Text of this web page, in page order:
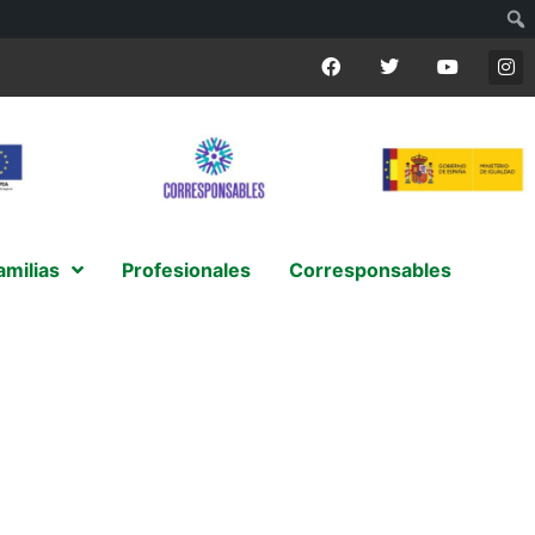
Profesionales Corresponsables